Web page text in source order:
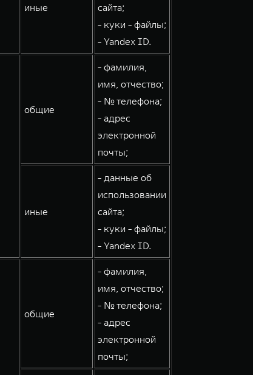
иные
сайта;
- куки - файлы;
- Yandex ID.
общие
- фамилия,
имя, отчество;
- № телефона;
- адрес
электронной
почты;
иные
- данные об
использовании
сайта;
- куки - файлы;
- Yandex ID.
общие
- фамилия,
имя, отчество;
- № телефона;
- адрес
электронной
почты;